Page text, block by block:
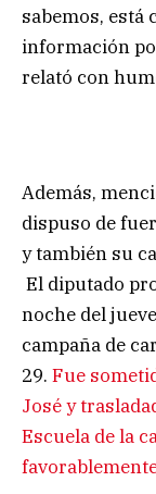
sabemos, está
información
relató con
Además,
dispuso de
y también su
El diputado
noche del
campaña de
29. Fue
José y
Escuela de la